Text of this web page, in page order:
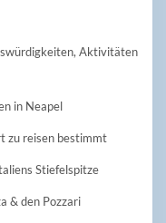
Aktivitäten
in Neapel
zu reisen bestimmt
Stiefelspitze
& den Pozzari